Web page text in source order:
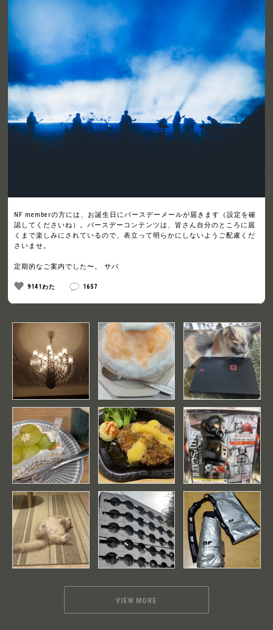
NF memberの方には、お誕生日にバースデーメールが届きます（設定を確
認してくださいね）。バースデーコンテンツは、皆さん自分のところに届
くまで楽しみにされているので、表立って明らかにしないようご配慮くだ
さいませ。
定期的なご案内でした〜。 サバ
9141わた 1657
VIEW MORE